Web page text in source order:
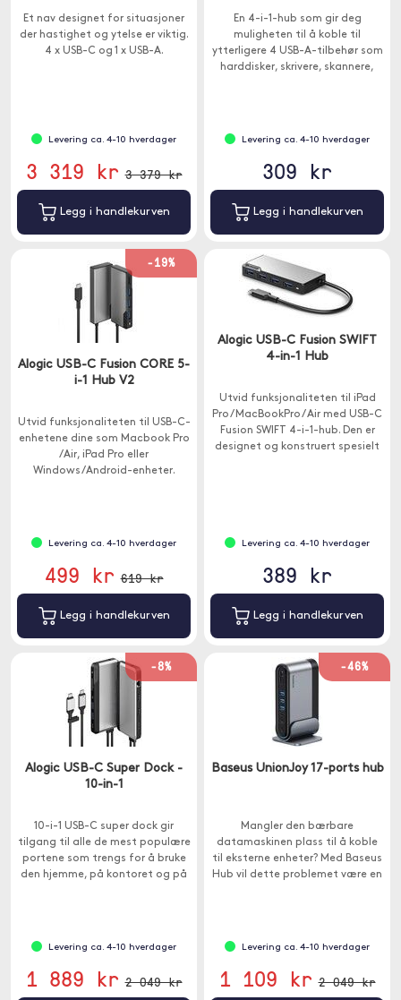
Et nav designet for situasjoner
der hastighet og ytelse er viktig.
4 x USB-C og 1 x USB-A.
Levering ca. 4-10 hverdager
3 319 kr 3 379 kr
Legg i handlekurven
En 4-i-1-hub som gir deg
muligheten til å koble til
ytterligere 4 USB-A-tilbehør som
harddisker, skrivere, skannere,
Levering ca. 4-10 hverdager
309 kr
Legg i handlekurven
-19%
Alogic USB-C Fusion CORE 5-
i-1 Hub V2
Utvid funksjonaliteten til USB-C-
enhetene dine som Macbook Pro
/Air, iPad Pro eller
Windows/Android-enheter.
Levering ca. 4-10 hverdager
499 kr 619 kr
Legg i handlekurven
Alogic USB-C Fusion SWIFT
4-in-1 Hub
Utvid funksjonaliteten til iPad
Pro / MacBookPro / Air med USB-C
Fusion SWIFT 4-i-1-hub. Den er
designet og konstruert spesielt
Levering ca. 4-10 hverdager
389 kr
Legg i handlekurven
-8%
Alogic USB-C Super Dock -
10-in-1
10-i-1 USB-C super dock gir
tilgang til alle de mest populære
portene som trengs for å bruke
den hjemme, på kontoret og på
Levering ca. 4-10 hverdager
1 889 kr 2 049 kr
-46%
Baseus UnionJoy 17-ports hub
Mangler den bærbare
datamaskinen plass til å koble
til eksterne enheter? Med Baseus
Hub vil dette problemet være en
Levering ca. 4-10 hverdager
1 109 kr 2 049 kr